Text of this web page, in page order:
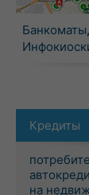
Банкоматы,
Кредиты
на